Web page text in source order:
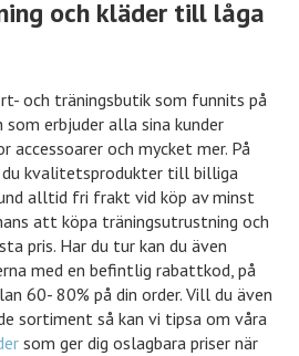
och kläder till låga
och träningsbutik som funnits på
erbjuder alla sina kunder
accessoarer och mycket mer. På
du kvalitetsprodukter till billiga
alltid fri frakt vid köp av minst
att köpa träningsutrustning och
pris. Har du tur kan du även
med en befintlig rabattkod, på
60- 80% på din order. Vill du även
sortiment så kan vi tipsa om våra
som ger dig oslagbara priser när